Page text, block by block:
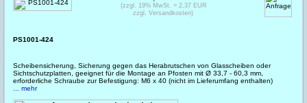
PS1001-424
Scheibensicherung, Sicherung gegen das Herabrutschen von Glasscheiben oder
Sichtschutzplatten, geeignet für die Montage an Pfosten mit Ø 33,7 - 60,3 mm,
erforderliche Schraube zur Befestigung: M6 x 40 (nicht im Lieferumfang enthalten)
... mehr
(zzgl. 19% MwSt. = 2,37 EUR
zzgl. Versandkosten)